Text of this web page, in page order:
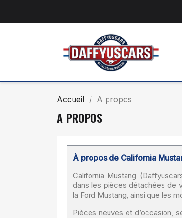
Accueil A propos
A PROPOS
À propos de California
California Mustang
dans les pièces détachées de
la Ford Mustang, ainsi que les
Pièces neuves et d’occasion,